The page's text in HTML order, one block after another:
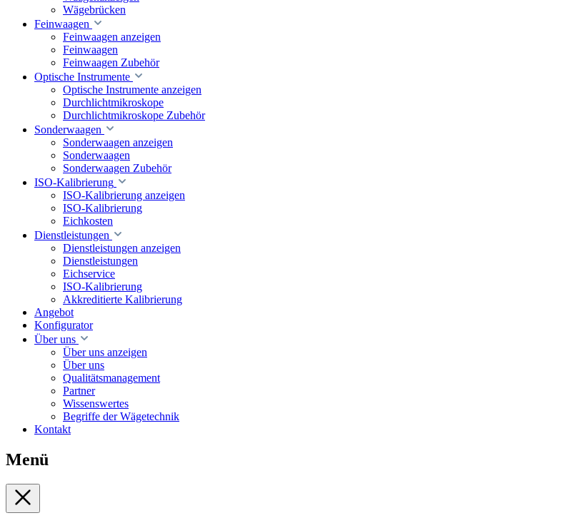
Wägebrücken
Feinwaagen
Feinwaagen anzeigen
Feinwaagen
Feinwaagen Zubehör
Optische Instrumente
Optische Instrumente anzeigen
Durchlichtmikroskope
Durchlichtmikroskope Zubehör
Sonderwaagen
Sonderwaagen anzeigen
Sonderwaagen
Sonderwaagen Zubehör
ISO-Kalibrierung
ISO-Kalibrierung anzeigen
ISO-Kalibrierung
Eichkosten
Dienstleistungen
Dienstleistungen anzeigen
Dienstleistungen
Eichservice
ISO-Kalibrierung
Akkreditierte Kalibrierung
Angebot
Konfigurator
Über uns
Über uns anzeigen
Über uns
Qualitätsmanagement
Partner
Wissenswertes
Begriffe der Wägetechnik
Kontakt
Menü